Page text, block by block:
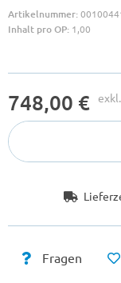
Artikelnummer:
Inhalt pro OP: 1,00
748,00 €
Fragen